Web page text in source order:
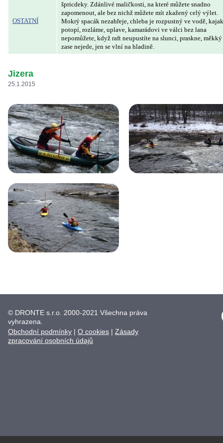
OSTATNÍ
špricdeky. Zdánlivé maličkosti, na které můžete snadno
zapomenout, ale bez nichž můžete mít zkažený celý výlet.
Mokrý spacák nezahřeje, chleba je rozpustný ve vodě,
potopí, rozláme, uplave, kamarádovi ve válci bez lana
nepomůžete, když raft neupustíte na slunci, praskne,
zase nejede, jen se vlní na hladině.
Jizera
25.1.2015
© DRONTE s.r.o. 2000-2021 Všechna práva
vyhrazena.
Obchodní podmínky | O cookies | Zásady
zpracování osobních údajů